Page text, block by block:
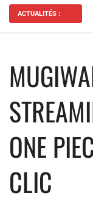
ACTUALITÉS :
ONE
CLIC